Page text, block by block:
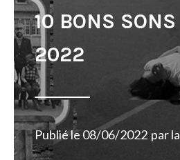
10 BONS
2022
Publié le08/06/2022 par